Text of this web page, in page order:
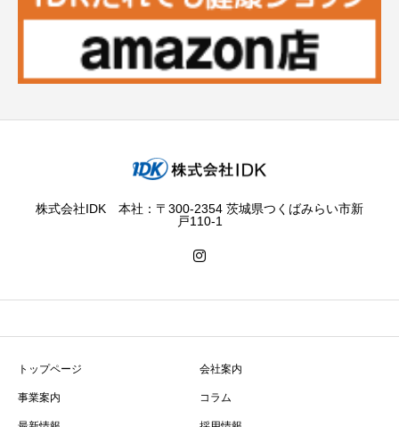
株式会社IDK 本社：〒300-2354 茨城県つくばみらい市新
戸110-1
トップページ 会社案内
事業案内 コラム